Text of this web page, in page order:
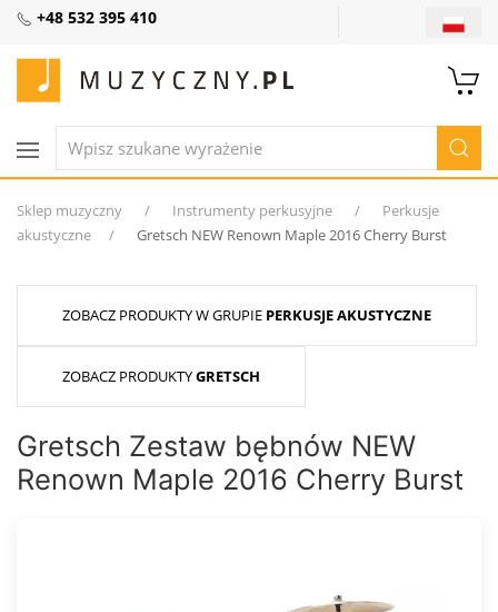
+48 532 395 410
Sklep muzyczny Instrumenty perkusyjne
Perkusje
akustyczne
Gretsch NEW Renown Maple 2016 Cherry Burst
ZOBACZ PRODUKTY W GRUPIE PERKUSJE AKUSTYCZNE
ZOBACZ PRODUKTYGRETSCH
Gretsch Zestaw bębnów NEW
Renown Maple 2016 Cherry Burst